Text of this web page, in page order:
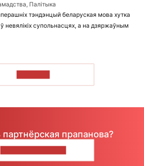
Палітыка
тэндэнцый беларуская мова хутка
невялікіх супольнасцях, а на дзяржаўным
прапанова?